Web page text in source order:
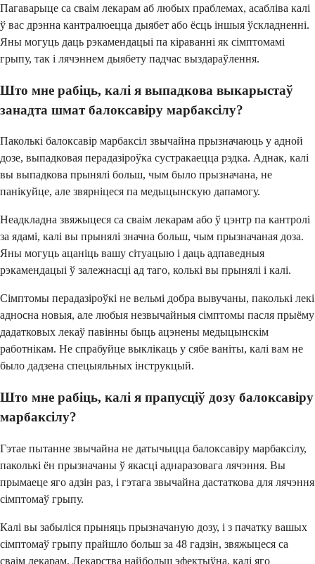
Пагаварыце са сваім лекарам аб любых праблемах, асабліва калі
ў вас дрэнна кантралюецца дыябет або ёсць іншыя ўскладненні.
Яны могуць даць рэкамендацыі па кіраванні як сімптомамі
грыпу, так і лячэннем дыябету падчас выздараўлення.
Што мне рабіць, калі я выпадкова выкарыстаў
занадта шмат балоксавіру марбаксілу?
Паколькі балоксавір марбаксіл звычайна прызначаюць у адной
дозе, выпадковая перадазіроўка сустракаецца рэдка. Аднак, калі
вы выпадкова прынялі больш, чым было прызначана, не
панікуйце, але звярніцеся па медыцынскую дапамогу.
Неадкладна звяжыцеся са сваім лекарам або ў цэнтр па кантролі
за ядамі, калі вы прынялі значна больш, чым прызначаная доза.
Яны могуць ацаніць вашу сітуацыю і даць адпаведныя
рэкамендацыі ў залежнасці ад таго, колькі вы прынялі і калі.
Сімптомы перадазіроўкі не вельмі добра вывучаны, паколькі лекі
адносна новыя, але любыя незвычайныя сімптомы пасля прыёму
дадатковых лекаў павінны быць ацэнены медыцынскім
работнікам. Не спрабуйце выклікаць у сябе ваніты, калі вам не
было дадзена спецыяльных інструкцый.
Што мне рабіць, калі я прапусціў дозу балоксавіру
марбаксілу?
Гэтае пытанне звычайна не датычыцца балоксавіру марбаксілу,
паколькі ён прызначаны ў якасці аднаразовага лячэння. Вы
прымаеце яго адзін раз, і гэтага звычайна дастаткова для лячэння
сімптомаў грыпу.
Калі вы забыліся прыняць прызначаную дозу, і з пачатку вашых
сімптомаў грыпу прайшло больш за 48 гадзін, звяжыцеся са
сваім лекарам. Лекарства найбольш эфектыўна, калі яго